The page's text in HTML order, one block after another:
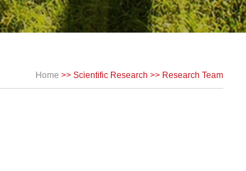
Home >> Scientific Research >> Research Team